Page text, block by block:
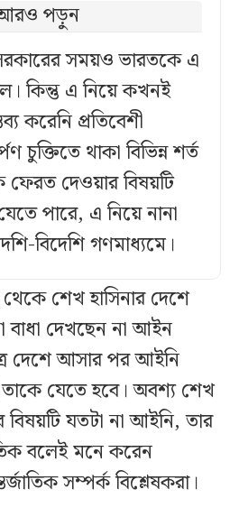
পড়ুন
সরকারের সময়ও ভারতকে এ
কিন্তু এ নিয়ে কখনই
করেনি প্রতিবেশী
চুক্তিতে থাকা বিভিন্ন শর্ত
ফেরত দেওয়ার বিষয়টি
পারে, এ নিয়ে নানা
বিদেশি গণমাধ্যমে।
শেখ হাসিনার দেশে
বাধা দেখছেন না আইন
দেশে আসার পর আইনি
তাকে যেতে হবে। অবশ্য শেখ
বিষয়টি যতটা না আইনি, তার
বলেই মনে করেন
সম্পর্ক বিশ্লেষকরা।